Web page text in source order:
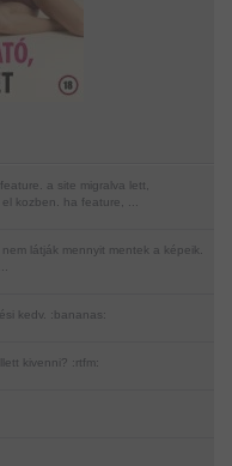
a site migralva lett,
kozben. ha feature, ...
látják mennyit mentek a képeik.
kedv. :bananas:
kivenni? :rtfm: